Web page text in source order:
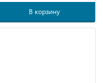
В корзину